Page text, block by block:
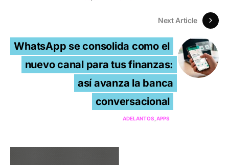
Next Article
WhatsApp se consolida como el
nuevo canal para tus finanzas:
así avanza la banca
conversacional
ADELANTOS APPS